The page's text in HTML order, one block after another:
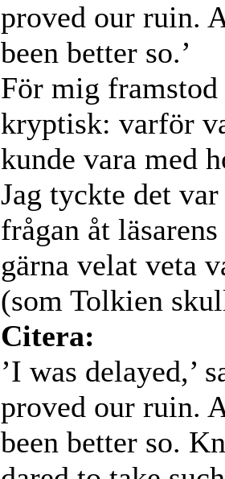
proved our ruin.
been better so.’
För mig
kryptisk: varför
kunde vara med
Jag tyckte det
frågan åt
gärna velat veta
(som Tolkien
Citera:
’I was delayed,’
proved our ruin.
been better so.